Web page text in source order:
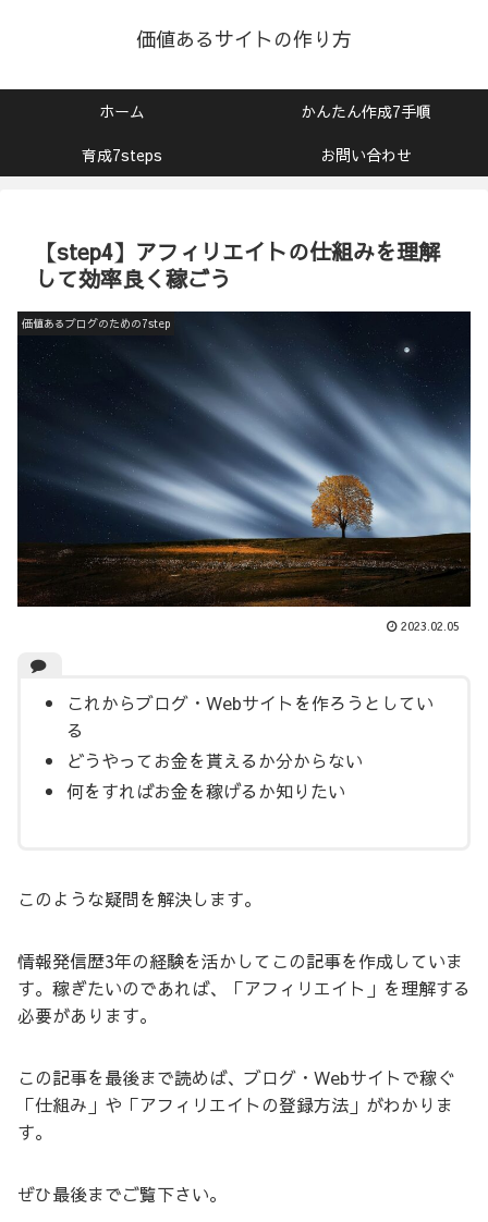
価値あるサイトの作り方
ホーム
かんたん作成7手順
育成7steps
お問い合わせ
【step4】アフィリエイトの仕組みを理解
して効率良く稼ごう
価値あるブログのための7step
2023.02.05
これからブログ・Webサイトを作ろうとしてい
る
どうやってお金を貰えるか分からない
何をすればお金を稼げるか知りたい
このような疑問を解決します。
情報発信歴3年の経験を活かしてこの記事を作成していま
す。稼ぎたいのであれば、「アフィリエイト」を理解する
必要があります。
この記事を最後まで読めば、ブログ・Webサイトで稼ぐ
「仕組み」や「アフィリエイトの登録方法」がわかりま
す。
ぜひ最後までご覧下さい。